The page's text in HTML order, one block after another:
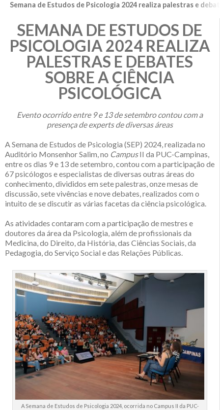
Semana de Estudos de Psicologia 2024 realiza palestras e
SEMANA DE ESTUDOS DE
PSICOLOGIA 2024 REALIZA
PALESTRAS E DEBATES
SOBRE A CIÊNCIA
PSICOLÓGICA
Evento ocorrido entre 9 e 13 de setembro contou com a
presença de experts de diversas áreas
A Semana de Estudos de Psicologia (SEP) 2024, realizada no
Auditório Monsenhor Salim, no CampusII da PUC-Campinas,
entre os dias 9 e 13 de setembro, contou com a participação de
67 psicólogos e especialistas de diversas outras áreas do
conhecimento, divididos em sete palestras, onze mesas de
discussão, sete vivências e nove debates, realizados com o
intuito de se discutir as várias facetas da ciência psicológica.
As atividades contaram com a participação de mestres e
doutores da área da Psicologia, além de profissionais da
Medicina, do Direito, da História, das Ciências Sociais, da
Pedagogia, do Serviço Social e das Relações Públicas.
A Semana de Estudos de Psicologia 2024, ocorrida no Campus II da PUC-